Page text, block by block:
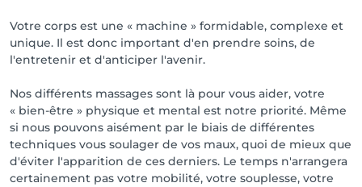
Votre corps est une « machine » formidable, complexe et
unique. Il est donc important d'en prendre soins, de
l'entretenir et d'anticiper l'avenir.
Nos différents massages sont là pour vous aider, votre
« bien-être » physique et mental est notre priorité. Même
si nous pouvons aisément par le biais de différentes
techniques vous soulager de vos maux, quoi de mieux que
d'éviter l'apparition de ces derniers. Le temps n'arrangera
certainement pas votre mobilité, votre souplesse, votre